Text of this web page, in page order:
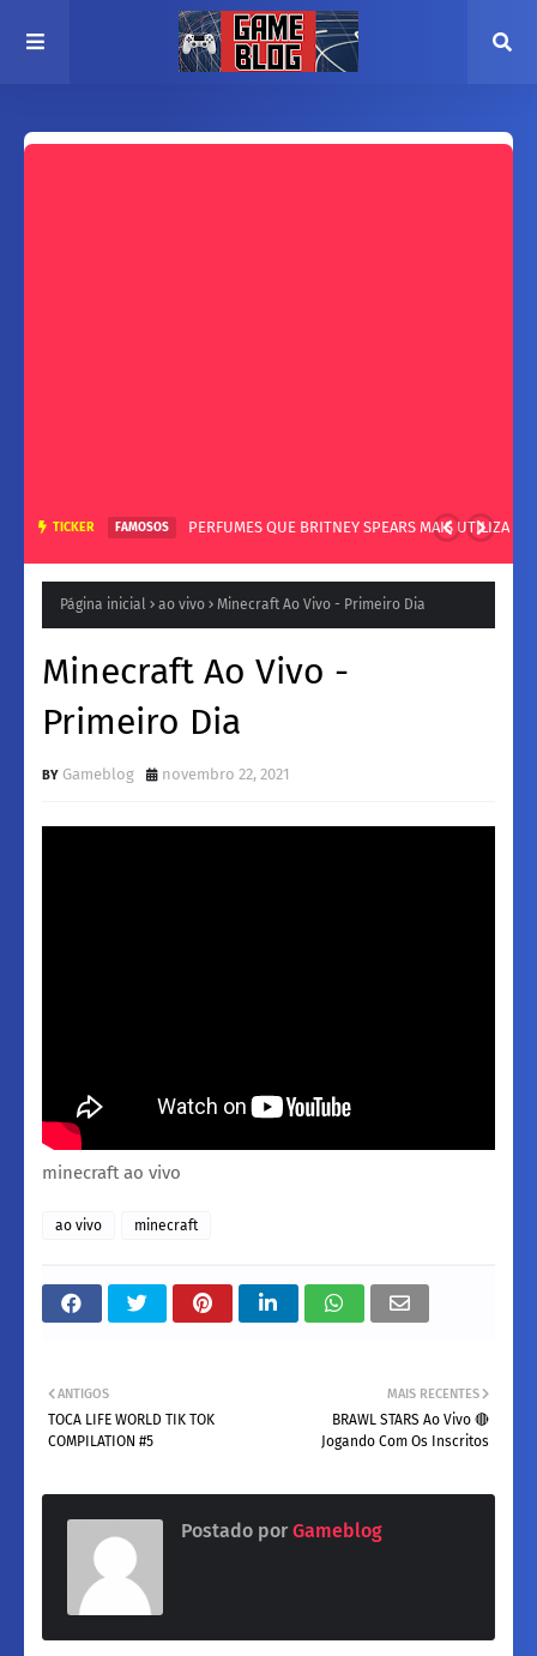
TICKER FAMOSOS PERFUMES QUE BRITNEY SPEARS MAIS UTILIZA
Página inicial ao vivo Minecraft Ao Vivo - Primeiro Dia
Minecraft Ao Vivo -
Primeiro Dia
Gameblog novembro 22, 2021
minecraft ao vivo
ao vivo minecraft
MAIS RECENTES
BRAWL STARS Ao Vivo 🔴
Jogando Com Os Inscritos
ANTIGOS
TOCA LIFE WORLD TIK TOK
COMPILATION #5
Postado por Gameblog